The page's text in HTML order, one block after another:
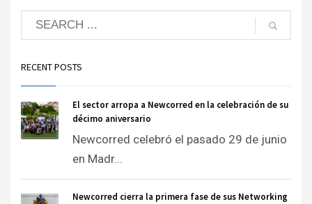
RECENT POSTS
El sector arropa a Newcorred en la celebración de su
décimo aniversario
Newcorred celebró el pasado 29 de junio
en Madr...
Newcorred cierra la primera fase de sus Networking